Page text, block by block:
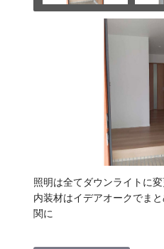
照明は全てダウンライトに
内装材はイデアオークでま
関に